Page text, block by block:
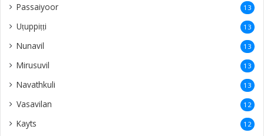
Passaiyoor 13
Uṭuppiṭṭi 13
Nunavil 13
Mirusuvil 13
Navathkuli 13
Vasavilan 12
Kayts 12